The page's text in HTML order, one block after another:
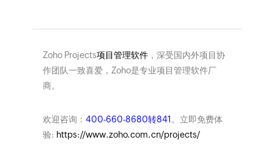
Zoho Projects项目管理软件，深受国内外项目协
作团队一致喜爱，Zoho是专业项目管理软件厂
商。
欢迎咨询： 400-660-8680转841 。立即免费体
验: https://www.zoho.com.cn/projects/